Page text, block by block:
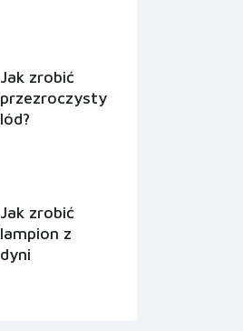
Jak zrobić
przezroczysty
lód?
Jak zrobić
lampion z
dyni